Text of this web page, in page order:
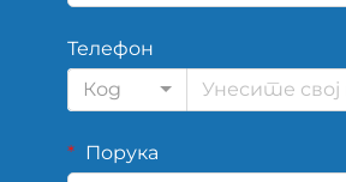
Телефон
Код
Порука